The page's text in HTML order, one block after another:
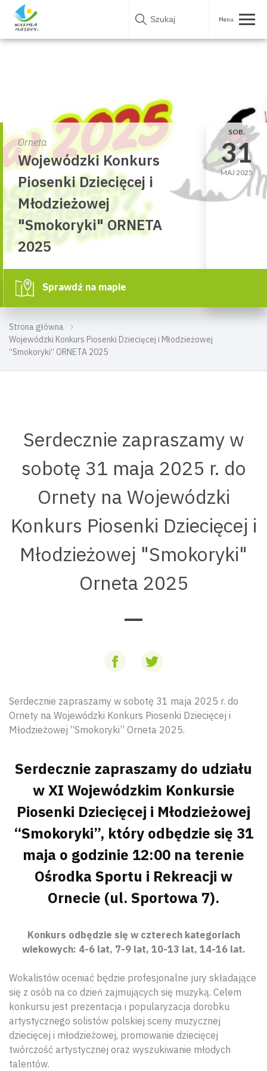
Skip
Strona główna
Wojewódzki Konkurs Piosenki Dziecięcej i Młodzieżowej
“Smokoryki” ORNETA 2025
Orneta
Wojewódzki Konkurs
Piosenki Dziecięcej i
Młodzieżowej
"Smokoryki" ORNETA
2025
SOB.
31
MAJ 2025
Sprawdź na mapie
Serdecznie zapraszamy w
sobotę 31 maja 2025 r. do
Ornety na Wojewódzki
Konkurs Piosenki Dziecięcej i
Młodzieżowej "Smokoryki"
Orneta 2025
Serdecznie zapraszamy w sobotę 31 maja 2025 r. do
Ornety na Wojewódzki Konkurs Piosenki Dziecięcej i
Młodzieżowej “Smokoryki” Orneta 2025.
Serdecznie zapraszamy do udziału
w XI Wojewódzkim Konkursie
Piosenki Dziecięcej i Młodzieżowej
“Smokoryki”, który odbędzie się 31
maja o godzinie 12:00 na terenie
Ośrodka Sportu i Rekreacji w
Ornecie (ul. Sportowa 7).
Konkurs odbędzie się w czterech kategoriach
wiekowych: 4-6 lat, 7-9 lat, 10-13 lat, 14-16 lat.
Wokalistów oceniać będzie profesjonalne jury składające
się z osób na co dzień zajmujących się muzyką. Celem
konkursu jest prezentacja i popularyzacja dorobku
artystycznego solistów polskiej sceny muzycznej
dziecięcej i młodzieżowej, promowanie dziecięcej
twórczość artystycznej oraz wyszukiwanie młodych
talentów.